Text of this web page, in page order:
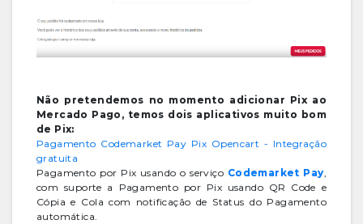
Não pretendemos no momento adicionar Pix ao
Mercado Pago, temos dois aplicativos muito bom
de Pix:
Pagamento Codemarket Pay Pix Opencart - Integração
gratuita
Pagamento por Pix usando o serviço Codemarket Pay,
com suporte a Pagamento por Pix usando QR Code e
Cópia e Cola com notificação de Status do Pagamento
automática.